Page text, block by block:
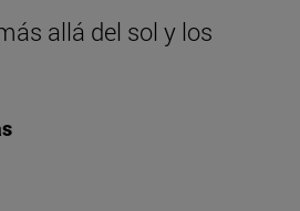
allá del sol y los